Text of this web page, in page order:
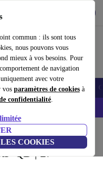
commun : ils sont tous
nous pouvons vous
mieux à vos besoins. Pour
de navigation
avec votre
vos paramètres de cookies à
confidentialité.
COOKIES
connectées Accessoires
IPHONEDEAL -
QD | 27"